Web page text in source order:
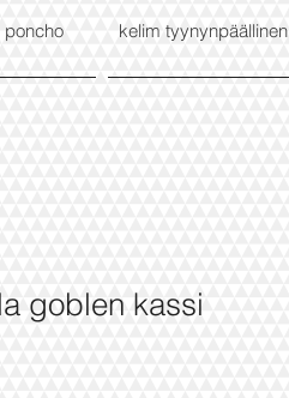
poncho kelim tyynynpäällinen
goblen kassi